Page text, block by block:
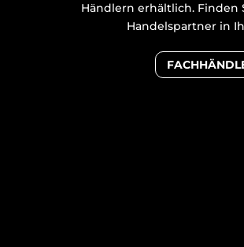
Händlern erhältlich. Finden
Handelspartner in